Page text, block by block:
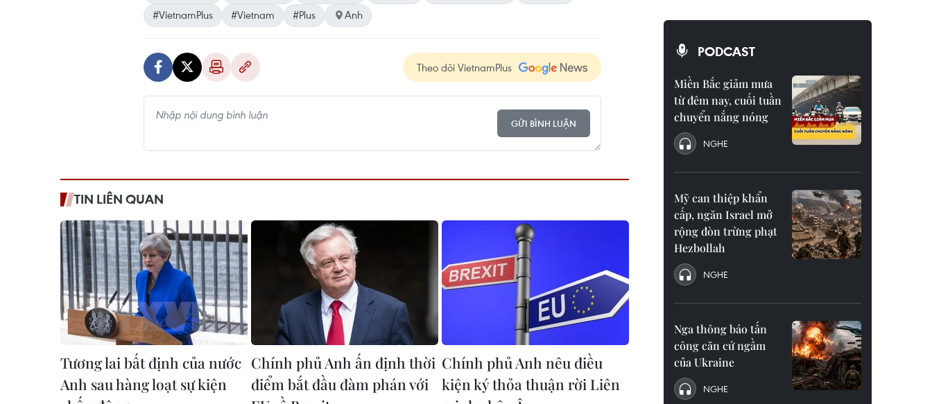
#VietnamPlus
#Vietnam #Plus Anh
Theo dõi VietnamPlus
GỬI BÌNH LUẬN
TIN LIÊN QUAN
Tương lai bất định của nước
Anh sau hàng loạt sự kiện
Chính phủ Anh ấn định thời
điểm bắt đầu đàm phán với
Chính phủ Anh nêu điều
kiện ký thỏa thuận rời Liên
PODCAST
Miền Bắc giảm mưa
từ đêm nay, cuối tuần
chuyển nắng nóng
NGHE
Mỹ can thiệp khẩn
cấp, ngăn Israel mở
rộng đòn trừng phạt
Hezbollah
NGHE
Nga thông báo tấn
công căn cứ ngầm
của Ukraine
NGHE